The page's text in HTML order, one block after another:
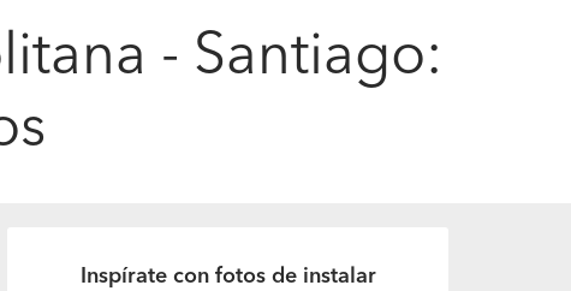
- Santiago:
Inspírate con fotos de instalar